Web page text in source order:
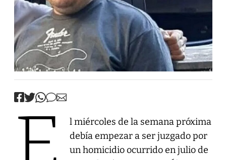
l miércoles de la semana próxima
debía empezar a ser juzgado por
un homicidio ocurrido en julio de